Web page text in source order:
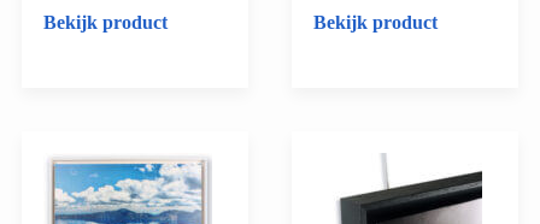
Bekijk product Bekijk product